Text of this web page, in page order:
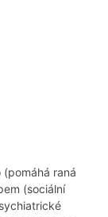
raná
(sociální